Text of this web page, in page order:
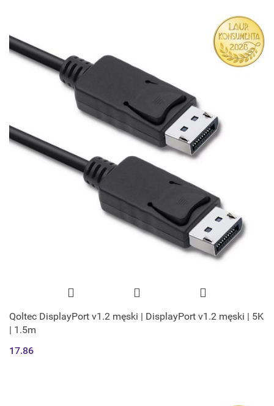
Qoltec DisplayPort v1.2 męski | DisplayPort v1.2 męski | 5K
| 1.5m
17.86